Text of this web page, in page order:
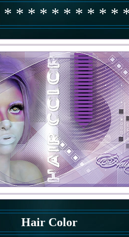
* * * * * * * * * *
Hair Color